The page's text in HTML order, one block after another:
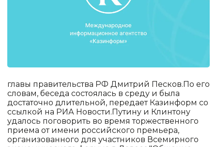
главы правительства РФ Дмитрий Песков.По его
словам, беседа состоялась в среду и была
достаточно длительной, передает Казинформ со
ссылкой на РИА Новости.Путину и Клинтону
удалось поговорить во время торжественного
приема от имени российского премьера,
организованного для участников Всемирного